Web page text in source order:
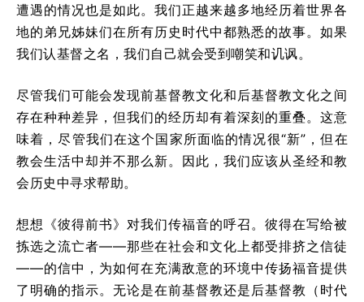
遭遇的情况也是如此。我们正越来越多地经历着世界各
地的弟兄姊妹们在所有历史时代中都熟悉的故事。如果
我们认基督之名，我们自己就会受到嘲笑和讥讽。
尽管我们可能会发现前基督教文化和后基督教文化之间
存在种种差异，但我们的经历却有着深刻的重叠。这意
味着，尽管我们在这个国家所面临的情况很“新”，但在
教会生活中却并不那么新。因此，我们应该从圣经和教
会历史中寻求帮助。
想想《彼得前书》对我们传福音的呼召。彼得在写给被
拣选之流亡者——那些在社会和文化上都受排挤之信徒
——的信中，为如何在充满敌意的环境中传扬福音提供
了明确的指示。无论是在前基督教还是后基督教（时代